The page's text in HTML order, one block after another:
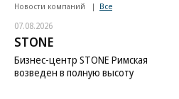
Новости компаний Все
07.08.2026
STONE
Бизнес-центр STONE Римская
возведен в полную высоту